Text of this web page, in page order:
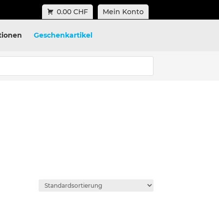
0.00 CHF Mein Konto
Geschenkartikel